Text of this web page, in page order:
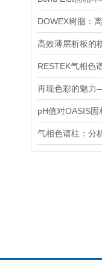
高效薄层析板的
pH值对OASIS固
气相色谱柱：分